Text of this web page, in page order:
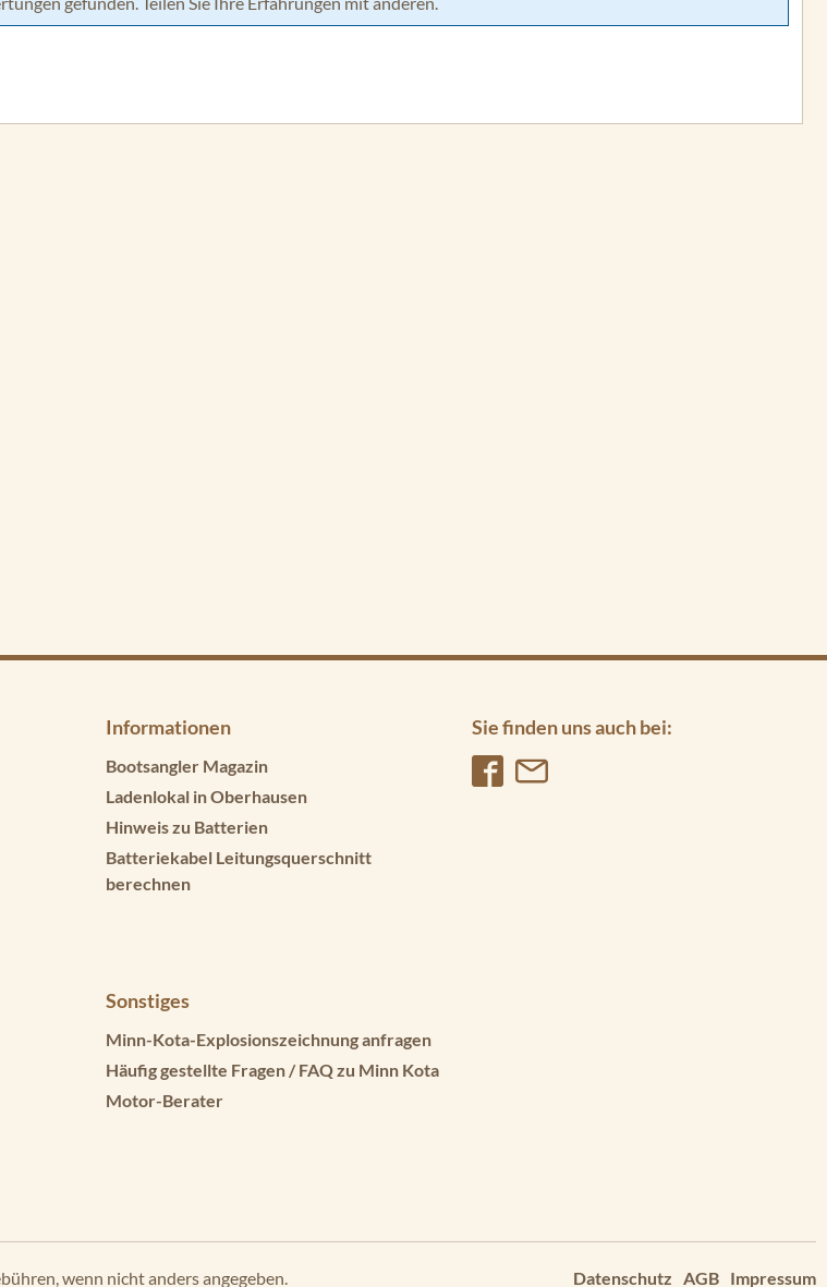
Informationen
Bootsangler Magazin
Ladenlokal in Oberhausen
Hinweis zu Batterien
Batteriekabel Leitungsquerschnitt
berechnen
Sie finden uns auch bei:
Sonstiges
Minn-Kota-Explosionszeichnung anfragen
Häufig gestellte Fragen / FAQ zu Minn Kota
Motor-Berater
Datenschutz AGB Impressum
wenn nicht anders angegeben.